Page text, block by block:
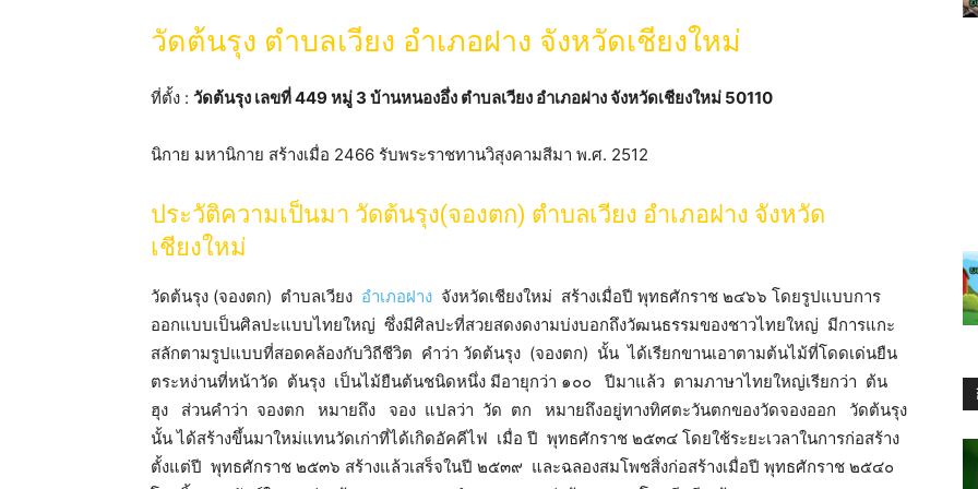
วัดต้นรุง ตำบลเวียง อำเภอฝาง จังหวัดเชียงใหม่
ที่ตั้ง : วัดต้นรุง เลขที่ 449 หมู่ 3 บ้านหนองอึ่ง ตำบลเวียง อำเภอฝาง จังหวัดเชียงใหม่ 50110
นิกาย มหานิกาย สร้างเมื่อ 2466 รับพระราชทานวิสุงคามสีมา พ.ศ. 2512
ประวัติความเป็นมา วัดต้นรุง(จองตก) ตำบลเวียง อำเภอฝาง จังหวัด
เชียงใหม่
วัดต้นรุง (จองตก) ตำบลเวียง อำเภอฝาง จังหวัดเชียงใหม่ สร้างเมื่อปี พุทธศักราช ๒๔๖๖ โดยรูปแบบการ
ออกแบบเป็นศิลปะแบบไทยใหญ่ ซึ่งมีศิลปะที่สวยสดงดงามบ่งบอกถึงวัฒนธรรมของชาวไทยใหญ่ มีการแกะ
สลักตามรูปแบบที่สอดคล้องกับวิถีชีวิต คำว่า วัดต้นรุง (จองตก) นั้น ได้เรียกขานเอาตามต้นไม้ที่โดดเด่นยืน
ตระหง่านที่หน้าวัด ต้นรุง เป็นไม้ยืนต้นชนิดหนึ่ง มีอายุกว่า ๑๐๐ ปีมาแล้ว ตามภาษาไทยใหญ่เรียกว่า ต้น
ฮุง ส่วนคำว่า จองตก หมายถึง จอง แปลว่า วัด ตก หมายถึงอยู่ทางทิศตะวันตกของวัดจองออก วัดต้นรุง
นั้น ได้สร้างขึ้นมาใหม่แทนวัดเก่าที่ได้เกิดอัคคีไฟ เมื่อ ปี พุทธศักราช ๒๕๓๔ โดยใช้ระยะเวลาในการก่อสร้าง
ตั้งแต่ปี พุทธศักราช ๒๕๓๖ สร้างแล้วเสร็จในปี ๒๕๓๙ และฉลองสมโพชสิ่งก่อสร้างเมื่อปี พุทธศักราช ๒๕๔๐